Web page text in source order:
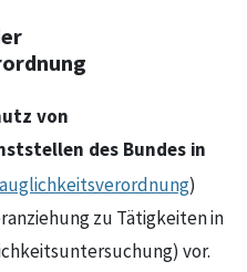
von
des Bundes in
)
zu Tätigkeiten in
vor.